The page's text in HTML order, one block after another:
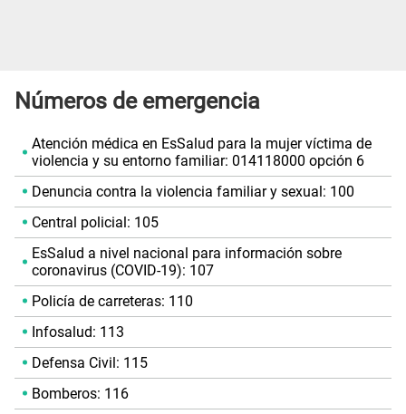
Números de emergencia
Atención médica en EsSalud para la mujer víctima de
violencia y su entorno familiar: 014118000 opción 6
Denuncia contra la violencia familiar y sexual: 100
Central policial: 105
EsSalud a nivel nacional para información sobre
coronavirus (COVID-19): 107
Policía de carreteras: 110
Infosalud: 113
Defensa Civil: 115
Bomberos: 116